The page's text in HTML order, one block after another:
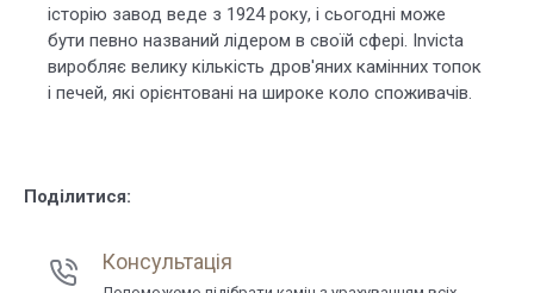
історію завод веде з 1924 року, і сьогодні може
бути певно названий лідером в своїй сфері. Invicta
виробляє велику кількість дров'яних камінних топок
і печей, які орієнтовані на широке коло споживачів.
Поділитися:
Консультація